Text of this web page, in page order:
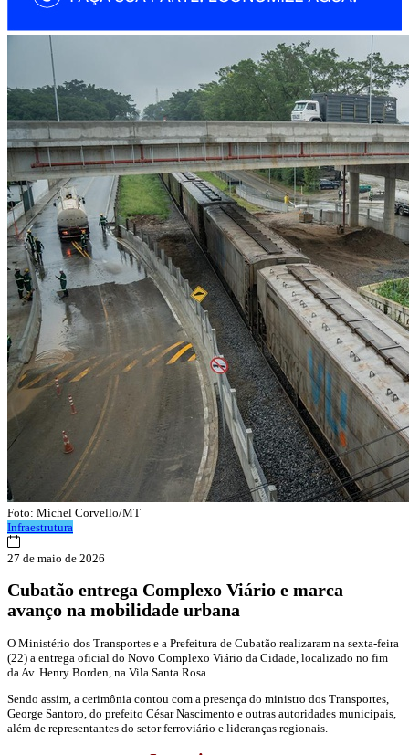
Foto: Michel Corvello/MT
Infraestrutura
27 de maio de 2026
Cubatão entrega Complexo Viário e marca
avanço na mobilidade urbana
O Ministério dos Transportes e a Prefeitura de Cubatão realizaram na sexta-feira
(22) a entrega oficial do Novo Complexo Viário da Cidade, localizado no fim
da Av. Henry Borden, na Vila Santa Rosa.
Sendo assim, a cerimônia contou com a presença do ministro dos Transportes,
George Santoro, do prefeito César Nascimento e outras autoridades municipais,
além de representantes do setor ferroviário e lideranças regionais.